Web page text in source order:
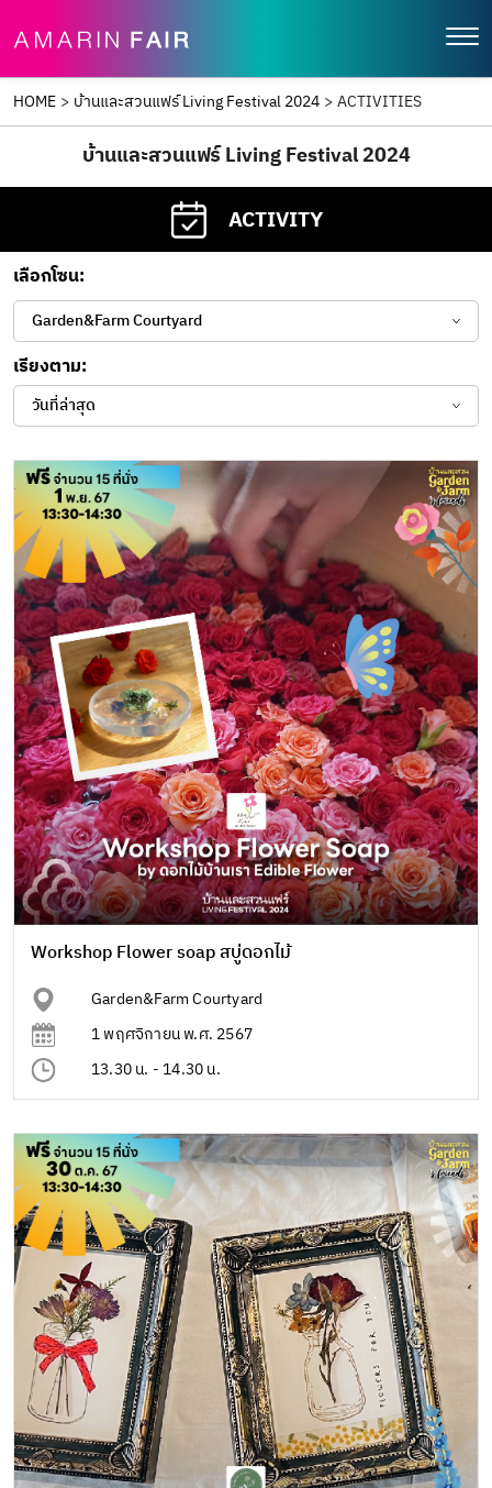
HOME > บ้านและสวนแฟร์ Living Festival 2024 > ACTIVITIES
บ้านและสวนแฟร์ Living Festival 2024
ACTIVITY
เลือกโซน:
Garden&Farm Courtyard
เรียงตาม:
วันที่ล่าสุด
Workshop Flower soap สบู่ดอกไม้
Garden&Farm Courtyard
1 พฤศจิกายน พ.ศ. 2567
13.30 น. - 14.30 น.